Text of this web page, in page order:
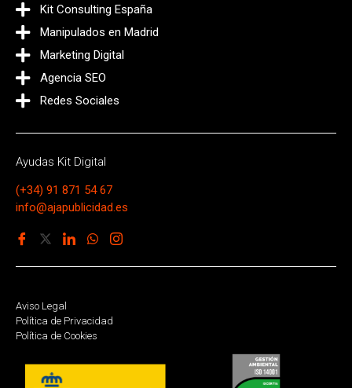
Kit Consulting España
Manipulados en Madrid
Marketing Digital
Agencia SEO
Redes Sociales
Ayudas Kit Digital
(+34) 91 871 54 67
info@ajapublicidad.es
Aviso Legal
Política de Privacidad
Política de Cookies